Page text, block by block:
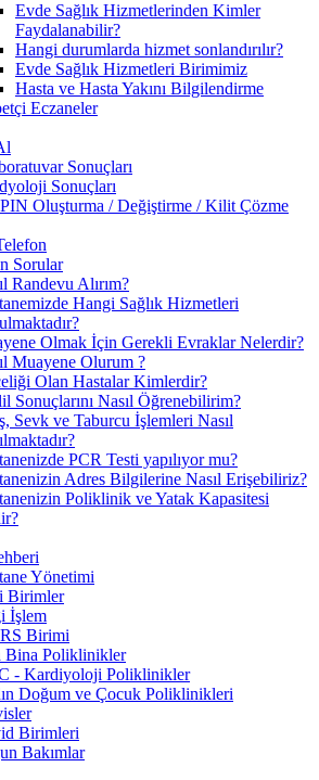
Evde Sağlık Hizmetlerinden Kimler
Faydalanabilir?
Hangi durumlarda hizmet sonlandırılır?
Evde Sağlık Hizmetleri Birimimiz
Hasta ve Hasta Yakını Bilgilendirme
Eczaneler
Sonuçları
Sonuçları
Oluşturma / Değiştirme / Kilit Çözme
Sorular
Randevu Alırım?
Hangi Sağlık Hizmetleri
Olmak İçin Gerekli Evraklar Nelerdir?
Muayene Olurum ?
Olan Hastalar Kimlerdir?
Sonuçlarını Nasıl Öğrenebilirim?
Sevk ve Taburcu İşlemleri Nasıl
PCR Testi yapılıyor mu?
Adres Bilgilerine Nasıl Erişebiliriz?
Poliklinik ve Yatak Kapasitesi
Yönetimi
Birimler
İşlem
Birimi
Bina Poliklinikler
- Kardiyoloji Poliklinikler
Doğum ve Çocuk Poliklinikleri
Birimleri
Bakımlar